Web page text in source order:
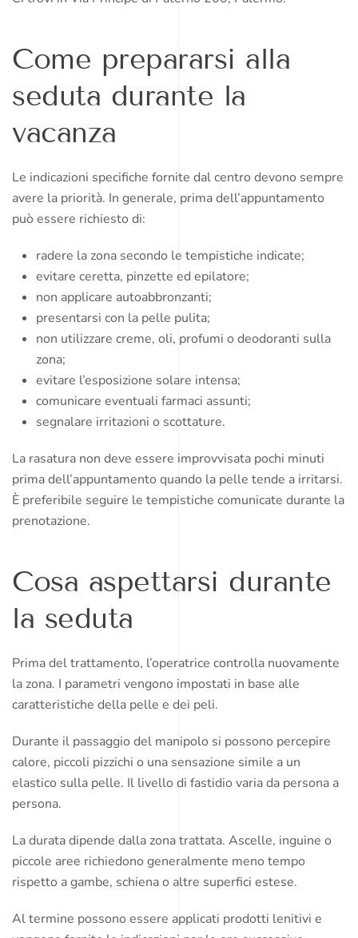
Come prepararsi alla
seduta durante la
vacanza
Le indicazioni specifiche fornite dal centro devono sempre
avere la priorità. In generale, prima dell’appuntamento
può essere richiesto di:
radere la zona secondo le tempistiche indicate;
evitare ceretta, pinzette ed epilatore;
non applicare autoabbronzanti;
presentarsi con la pelle pulita;
non utilizzare creme, oli, profumi o deodoranti sulla
zona;
evitare l’esposizione solare intensa;
comunicare eventuali farmaci assunti;
segnalare irritazioni o scottature.
La rasatura non deve essere improvvisata pochi minuti
prima dell’appuntamento quando la pelle tende a irritarsi.
È preferibile seguire le tempistiche comunicate durante la
prenotazione.
Cosa aspettarsi durante
la seduta
Prima del trattamento, l’operatrice controlla nuovamente
la zona. I parametri vengono impostati in base alle
caratteristiche della pelle e dei peli.
Durante il passaggio del manipolo si possono percepire
calore, piccoli pizzichi o una sensazione simile a un
elastico sulla pelle. Il livello di fastidio varia da persona a
persona.
La durata dipende dalla zona trattata. Ascelle, inguine o
piccole aree richiedono generalmente meno tempo
rispetto a gambe, schiena o altre superfici estese.
Al termine possono essere applicati prodotti lenitivi e